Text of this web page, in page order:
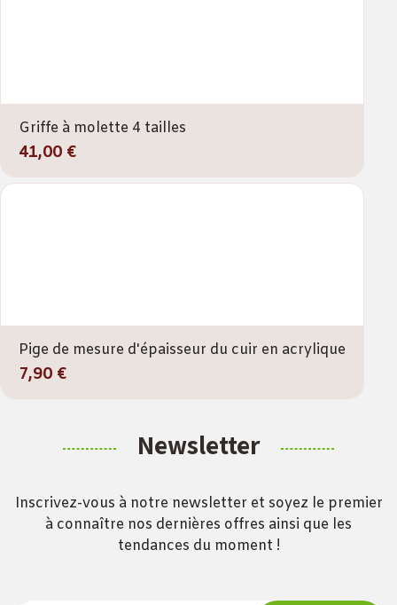
Griffe à molette 4 tailles
41,00 €
Pige de mesure d'épaisseur du cuir en acrylique
7,90 €
Newsletter
Inscrivez-vous à notre newsletter et soyez le premier
à connaître nos dernières offres ainsi que les
tendances du moment !